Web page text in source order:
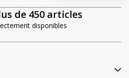
de 450 articles
disponibles